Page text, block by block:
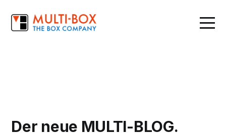
Der neue MULTI-BLOG.